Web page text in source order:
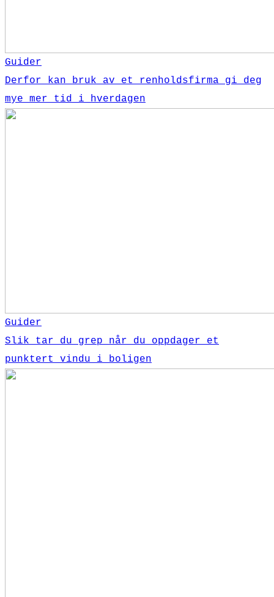
Guider
Derfor kan bruk av et renholdsfirma gi deg
mye mer tid i hverdagen
Guider
Slik tar du grep når du oppdager et
punktert vindu i boligen